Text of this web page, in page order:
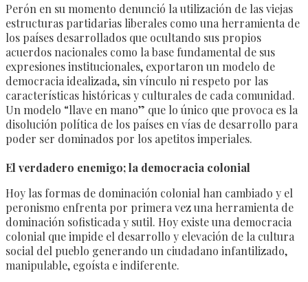
Perón en su momento denunció la utilización de las viejas
estructuras partidarias liberales como una herramienta de
los países desarrollados que ocultando sus propios
acuerdos nacionales como la base fundamental de sus
expresiones institucionales, exportaron un modelo de
democracia idealizada, sin vínculo ni respeto por las
características históricas y culturales de cada comunidad.
Un modelo “llave en mano” que lo único que provoca es la
disolución política de los países en vías de desarrollo para
poder ser dominados por los apetitos imperiales.
El verdadero enemigo; la democracia colonial
Hoy las formas de dominación colonial han cambiado y el
peronismo enfrenta por primera vez una herramienta de
dominación sofisticada y sutil. Hoy existe una democracia
colonial que impide el desarrollo y elevación de la cultura
social del pueblo generando un ciudadano infantilizado,
manipulable, egoísta e indiferente.